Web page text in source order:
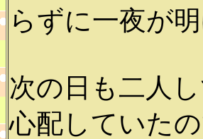
らずに一夜が
次の日も二人
心配していた